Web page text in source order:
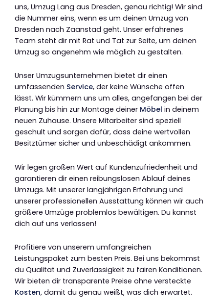
uns, Umzug Lang aus Dresden, genau richtig! Wir sind
die Nummer eins, wenn es um deinen Umzug von
Dresden nach Zaanstad geht. Unser erfahrenes
Team steht dir mit Rat und Tat zur Seite, um deinen
Umzug so angenehm wie möglich zu gestalten.
Unser Umzugsunternehmen bietet dir einen
umfassenden Service, der keine Wünsche offen
lässt. Wir kümmern uns um alles, angefangen bei der
Planung bis hin zur Montage deiner Möbel in deinem
neuen Zuhause. Unsere Mitarbeiter sind speziell
geschult und sorgen dafür, dass deine wertvollen
Besitztümer sicher und unbeschädigt ankommen.
Wir legen großen Wert auf Kundenzufriedenheit und
garantieren dir einen reibungslosen Ablauf deines
Umzugs. Mit unserer langjährigen Erfahrung und
unserer professionellen Ausstattung können wir auch
größere Umzüge problemlos bewältigen. Du kannst
dich auf uns verlassen!
Profitiere von unserem umfangreichen
Leistungspaket zum besten Preis. Bei uns bekommst
du Qualität und Zuverlässigkeit zu fairen Konditionen.
Wir bieten dir transparente Preise ohne versteckte
Kosten, damit du genau weißt, was dich erwartet.